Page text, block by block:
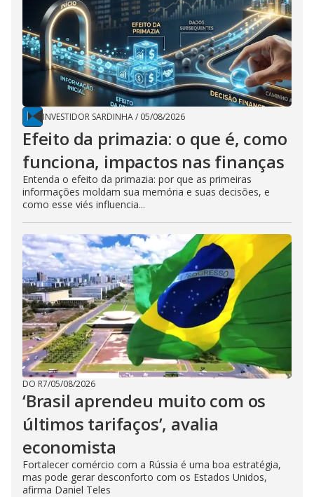
INVESTIDOR SARDINHA/ 05/08/2026
Efeito da primazia: o que é, como
funciona, impactos nas finanças
Entenda o efeito da primazia: por que as primeiras
informações moldam sua memória e suas decisões, e
como esse viés influencia...
DO R7/05/08/2026
‘Brasil aprendeu muito com os
últimos tarifaços’, avalia
economista
Fortalecer comércio com a Rússia é uma boa estratégia,
mas pode gerar desconforto com os Estados Unidos,
afirma Daniel Teles